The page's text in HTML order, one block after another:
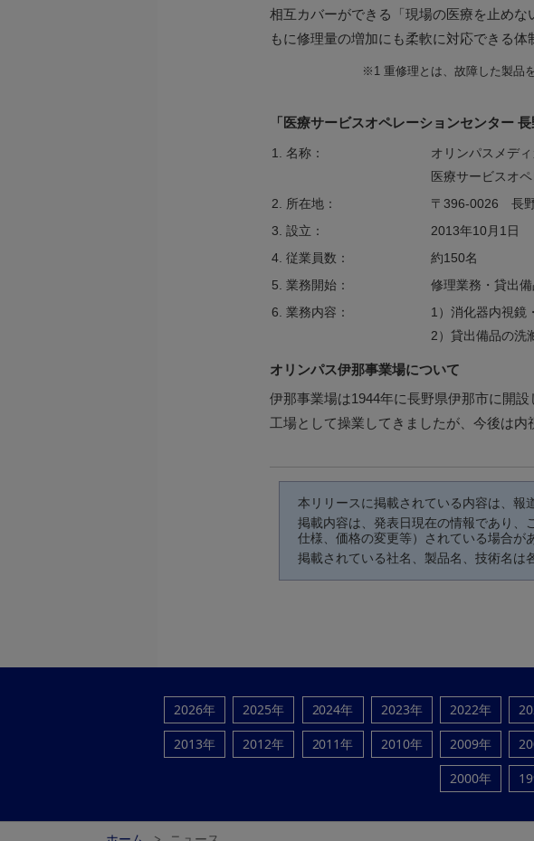
相互カバーができる「現場の医療を止め
もに修理量の増加にも柔軟に対応できる体
※1 重修理とは、故障した製品
「医療サービスオペレーションセンター
1. 名称：
オリンパスメデ
医療サービスオ
2. 所在地：
〒396-0026 長
3. 設立：
2013年10月1日
4. 従業員数：
約150名
5. 業務開始：
修理業務・貸出
6. 業務内容：
1）消化器内視鏡
2）貸出備品の洗
オリンパス伊那事業場について
伊那事業場は1944年に長野県伊那市に開
工場として操業してきましたが、今後は内
本リリースに掲載されている内容は、報
掲載内容は、発表日現在の情報であり、
仕様、価格の変更等）されている場合が
掲載されている社名、製品名、技術名は
2026年 2025年 2024年 2023年 2022年
2013年
2012年 2011年 2010年 2009年
2000年